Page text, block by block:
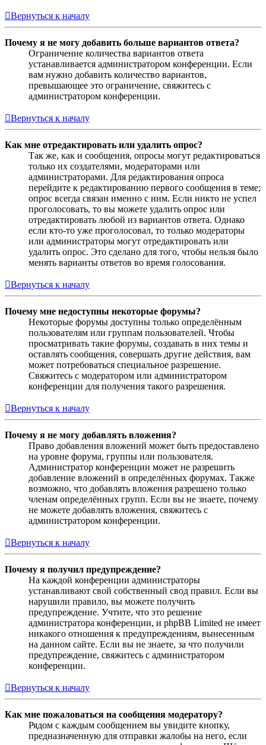
Вернуться к началу
Почему я не могу добавить больше вариантов ответа?
Ограничение количества вариантов ответа
устанавливается администратором конференции. Если
вам нужно добавить количество вариантов,
превышающее это ограничение, свяжитесь с
администратором конференции.
Вернуться к началу
Как мне отредактировать или удалить опрос?
Так же, как и сообщения, опросы могут редактироваться
только их создателями, модераторами или
администраторами. Для редактирования опроса
перейдите к редактированию первого сообщения в теме;
опрос всегда связан именно с ним. Если никто не успел
проголосовать, то вы можете удалить опрос или
отредактировать любой из вариантов ответа. Однако
если кто-то уже проголосовал, то только модераторы
или администраторы могут отредактировать или
удалить опрос. Это сделано для того, чтобы нельзя было
менять варианты ответов во время голосования.
Вернуться к началу
Почему мне недоступны некоторые форумы?
Некоторые форумы доступны только определённым
пользователям или группам пользователей. Чтобы
просматривать такие форумы, создавать в них темы и
оставлять сообщения, совершать другие действия, вам
может потребоваться специальное разрешение.
Свяжитесь с модератором или администратором
конференции для получения такого разрешения.
Вернуться к началу
Почему я не могу добавлять вложения?
Право добавления вложений может быть предоставлено
на уровне форума, группы или пользователя.
Администратор конференции может не разрешить
добавление вложений в определённых форумах. Также
возможно, что добавлять вложения разрешено только
членам определённых групп. Если вы не знаете, почему
не можете добавлять вложения, свяжитесь с
администратором конференции.
Вернуться к началу
Почему я получил предупреждение?
На каждой конференции администраторы
устанавливают свой собственный свод правил. Если вы
нарушили правило, вы можете получить
предупреждение. Учтите, что это решение
администратора конференции, и phpBB Limited не имеет
никакого отношения к предупреждениям, вынесенным
на данном сайте. Если вы не знаете, за что получили
предупреждение, свяжитесь с администратором
конференции.
Вернуться к началу
Как мне пожаловаться на сообщения модератору?
Рядом с каждым сообщением вы увидите кнопку,
предназначенную для отправки жалобы на него, если